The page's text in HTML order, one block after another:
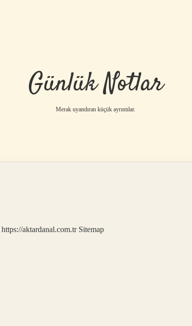
Günlük Notlar
Merak uyandıran küçük ayrıntılar.
https://aktardanal.com.tr Sitemap